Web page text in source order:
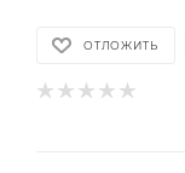
ОТЛОЖИТЬ